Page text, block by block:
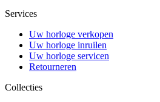
Services
Uw horloge verkopen
Uw horloge inruilen
Uw horloge servicen
Retourneren
Collecties